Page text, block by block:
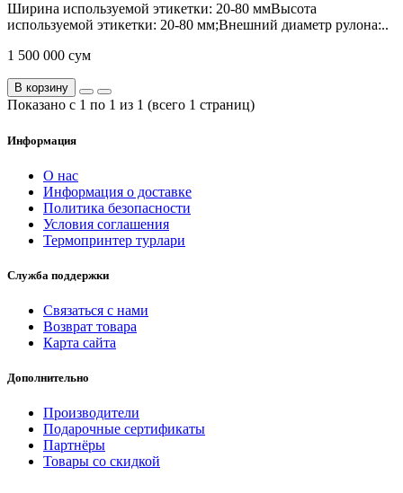
Ширина используемой этикетки: 20-80 ммВысота
используемой этикетки: 20-80 мм;Внешний диаметр рулона:..
1 500 000 сум
В корзину
Показано с 1 по 1 из 1 (всего 1 страниц)
Информация
О нас
Информация о доставке
Политика безопасности
Условия соглашения
Термопринтер турлари
Служба поддержки
Связаться с нами
Возврат товара
Карта сайта
Дополнительно
Производители
Подарочные сертификаты
Партнёры
Товары со скидкой